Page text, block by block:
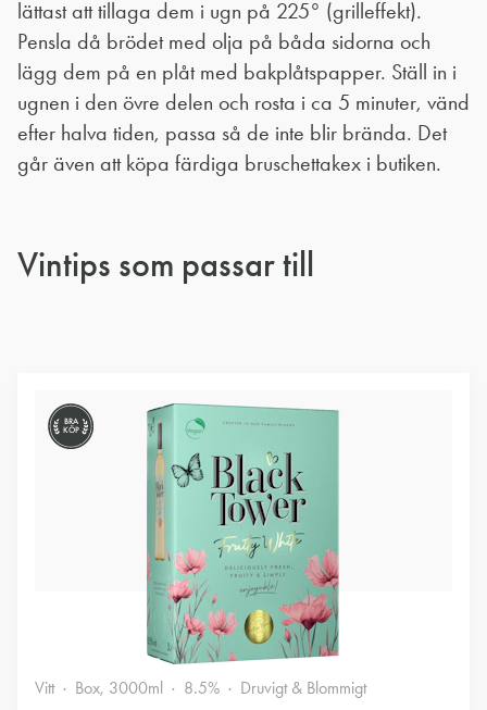
lättast att tillaga dem i ugn på 225° (grilleffekt).
Pensla då brödet med olja på båda sidorna och
lägg dem på en plåt med bakplåtspapper. Ställ in i
ugnen i den övre delen och rosta i ca 5 minuter, vänd
efter halva tiden, passa så de inte blir brända. Det
går även att köpa färdiga bruschettakex i butiken.
Vintips som passar till
BRA
KÖP
Vitt Box, 3000ml 8.5% Druvigt & Blommigt